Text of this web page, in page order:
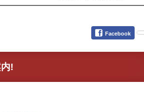
Facebook
!